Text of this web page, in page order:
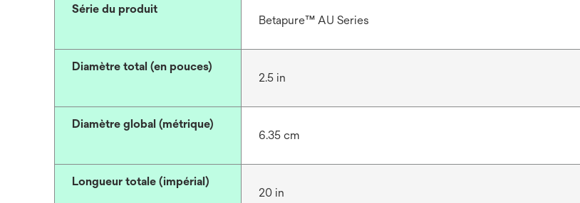
Série du produit
Betapure™ AU Series
Diamètre total (en pouces)
2.5 in
Diamètre global (métrique)
6.35 cm
Longueur totale (impérial)
20 in